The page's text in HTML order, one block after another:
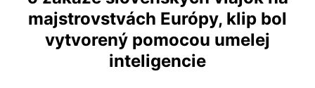
majstrovstvách Európy, klip bol
vytvorený pomocou umelej
inteligencie